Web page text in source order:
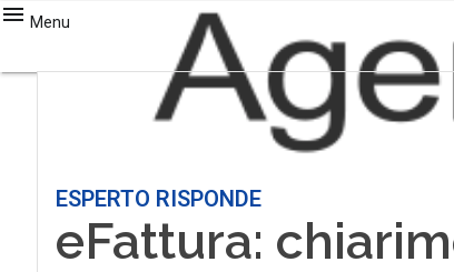
Menu
ESPERTO RISPONDE
eFattura: